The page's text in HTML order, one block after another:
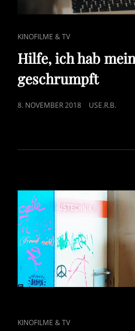
CAT
LINKS
KINOFILME & TV
Hilfe, ich hab
geschrumpft
POSTED
8. NOVEMBER 2018 USE.R.B.
CAT
KINOFILME & TV